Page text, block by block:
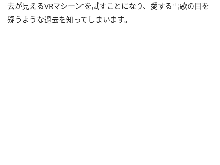
去が見えるVRマシーン”を試すことになり、愛する雪歌の目を
疑うような過去を知ってしまいます。